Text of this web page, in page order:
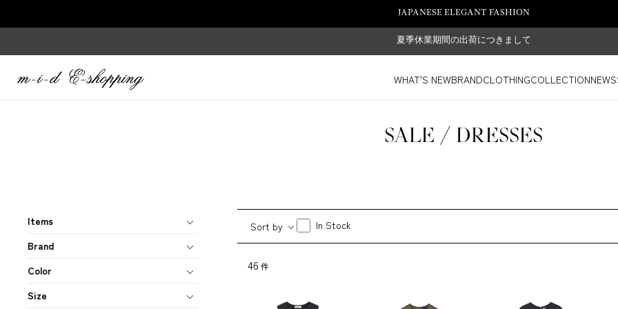
JAPANESE ELEGANT FASHION
夏季休業期間の出荷につきまして
WHAT'S NEWBRANDCLOTHINGCOLLECTIONNEWS
SALE / DRESSES
Items
Brand
Color
Size
Sort by In Stock
46 件